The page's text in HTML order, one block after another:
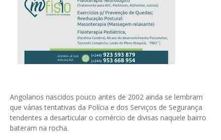
Angolanos nascidos pouco antes de 2002 ainda se lembram
que várias tentativas da Polícia e dos Serviços de Segurança
tendentes a desarticular o comércio de divisas naquele bairro
bateram na rocha.